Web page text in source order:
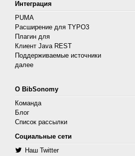
Интеграция
PUMA
Расширение для TYPO3
Плагин для
Клиент Java REST
Поддерживаемые источники
далее
О BibSonomy
Команда
Блог
Список рассылки
Социальные сети
Наш Twitter